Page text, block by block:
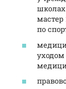
мастер
по
уходом